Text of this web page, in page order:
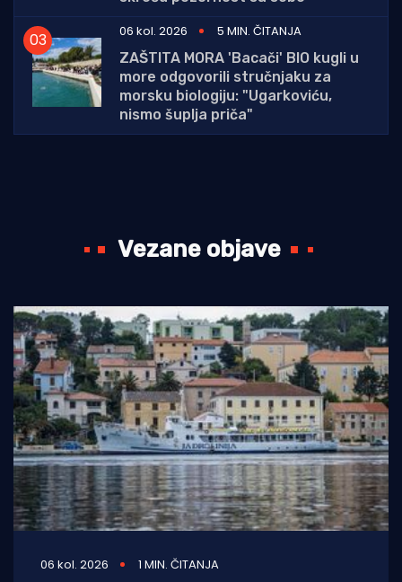
06 kol. 2026
5 MIN. ČITANJA
ZAŠTITA MORA 'Bacači' BIO kugli u
more odgovorili stručnjaku za
morsku biologiju: "Ugarkoviću,
nismo šuplja priča"
Vezane objave
06 kol. 2026 1 MIN. ČITANJA